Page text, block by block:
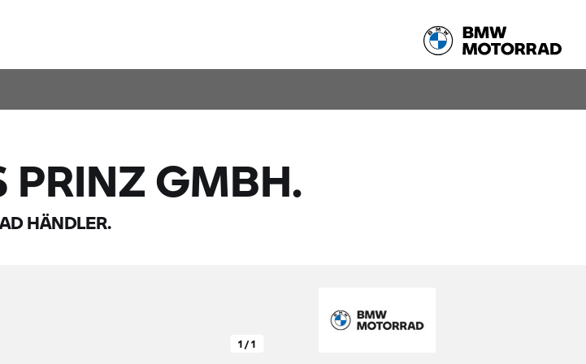
PRINZ GMBH.
HÄNDLER.
1 / 1